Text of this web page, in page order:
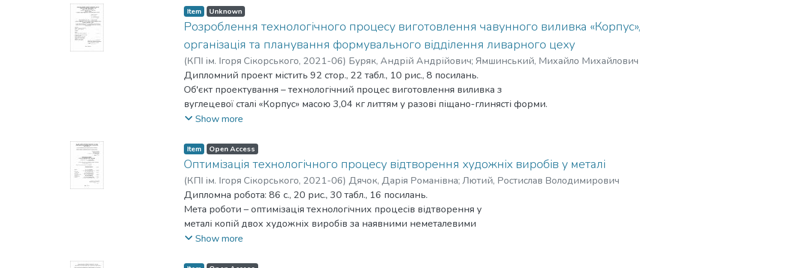
приділено увагу захисту навколишнього середовища та покращенню санітарно гігієнічні умови робочих
місць.
та без, взаємодія на межі поділу титан – алюміній, залежність від фракції солі.
Методи дослідження – металографічний.
Проведено експеримент технологічного процесу виготовлення
поруватих виробів титан – алюміній методом гравітаційного литва.
Досліджено за допомогою металографічного аналізу взаємодію на межі поділу
титан – алюміній та пороутворення. Встановити вплив різних температур та
покриттів на якість утворення пор.
Item Unknown
Розроблення технологічного процесу виготовлення чавунного виливка «Корпус»,
організація та планування формувального відділення ливарного цеху
(КПІ ім. Ігоря Сікорського, 2021-06) Буряк, Андрій Андрійович; Ямшинський, Михайло Михайлович
Дипломний проект містить 92 стор., 22 табл., 10 рис., 8 посилань.
Об'єкт проектування – технологічний процес виготовлення виливка з
вуглецевої сталі «Корпус» масою 3,04 кг литтям у разові піщано-глинясті форми.
Предмет проектування – технологія ливарної форми та організація роботи
Результатами проектування є розроблення технології ливарної форми для
заданого виливка, виконання технічного планування формувального відділення та
розрахунок одиниці ливарного устаткування.
Результати проектування – можуть бути рекомендовані на ливарних
підприємствах з подібним характером виробництва.
Галузь використання – підприємства машинобудування, військово промислового комплексу і т.п.
Show more
Item Open Access
Оптимізація технологічного процесу відтворення художніх виробів у металі
(КПІ ім. Ігоря Сікорського, 2021-06) Дячок, Дарія Романівна; Лютий, Ростислав Володимирович
Дипломна робота: 86 с., 20 рис., 30 табл., 16 посилань.
Мета роботи – оптимізація технологічних процесів відтворення у
металі копій двох художніх виробів за наявними неметалевими
оригіналами.
Show more